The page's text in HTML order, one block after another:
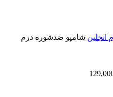
انجلین شامپو ضدشوره درم